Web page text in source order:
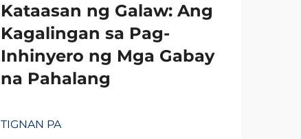
Kataasan ng Galaw: Ang
Kagalingan sa Pag-
Inhinyero ng Mga Gabay
na Pahalang
TIGNAN PA